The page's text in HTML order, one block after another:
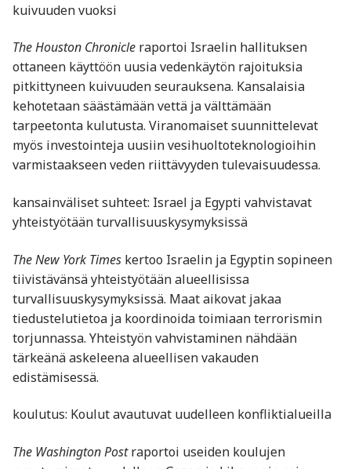
kuivuuden vuoksi
The Houston Chronicle raportoi Israelin hallituksen
ottaneen käyttöön uusia vedenkäytön rajoituksia
pitkittyneen kuivuuden seurauksena. Kansalaisia
kehotetaan säästämään vettä ja välttämään
tarpeetonta kulutusta. Viranomaiset suunnittelevat
myös investointeja uusiin vesihuoltoteknologioihin
varmistaakseen veden riittävyyden tulevaisuudessa.
kansainväliset suhteet: Israel ja Egypti vahvistavat
yhteistyötään turvallisuuskysymyksissä
The New York Times kertoo Israelin ja Egyptin sopineen
tiivistävänsä yhteistyötään alueellisissa
turvallisuuskysymyksissä. Maat aikovat jakaa
tiedustelutietoa ja koordinoida toimiaan terrorismin
torjunnassa. Yhteistyön vahvistaminen nähdään
tärkeänä askeleena alueellisen vakauden
edistämisessä.
koulutus: Koulut avautuvat uudelleen konfliktialueilla
The Washington Postraportoi useiden koulujen